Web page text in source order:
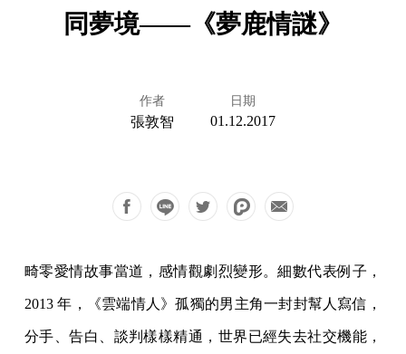
同夢境——《夢鹿情謎》
作者
張敦智
日期
01.12.2017
畸零愛情故事當道，感情觀劇烈變形。細數代表例子，
2013 年，《雲端情人》孤獨的男主角一封封幫人寫信，
分手、告白、談判樣樣精通，世界已經失去社交機能，